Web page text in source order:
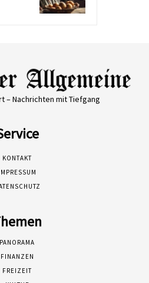
– Nachrichten mit Tiefgang
KONTAKT
PANORAMA
FINANZEN
FREIZEIT